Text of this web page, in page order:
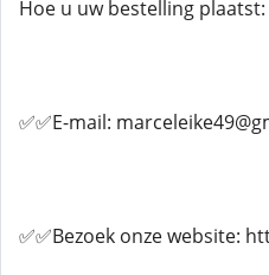
Hoe u uw bestelling plaatst:
✅✅E-mail:
✅✅Bezoek onze website: